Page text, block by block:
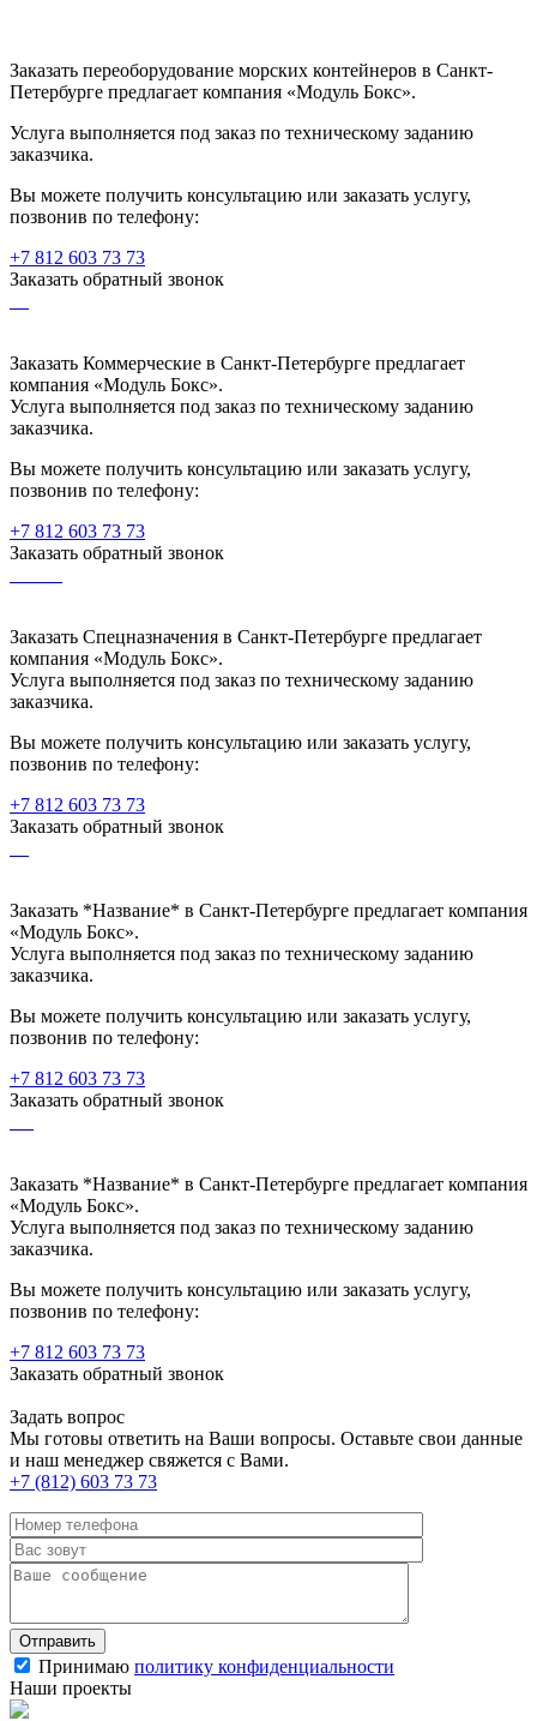
Заказать переоборудование морских контейнеров в Санкт-
Петербурге предлагает компания «Модуль Бокс».
Услуга выполняется под заказ по техническому заданию
заказчика.
Вы можете получить консультацию или заказать услугу,
позвонив по телефону:
+7 812 603 73 73
Заказать обратный звонок
Заказать Коммерческие в Санкт-Петербурге предлагает
компания «Модуль Бокс».
Услуга выполняется под заказ по техническому заданию
заказчика.
Вы можете получить консультацию или заказать услугу,
позвонив по телефону:
+7 812 603 73 73
Заказать обратный звонок
Заказать Спецназначения в Санкт-Петербурге предлагает
компания «Модуль Бокс».
Услуга выполняется под заказ по техническому заданию
заказчика.
Вы можете получить консультацию или заказать услугу,
позвонив по телефону:
+7 812 603 73 73
Заказать обратный звонок
Заказать *Название* в Санкт-Петербурге предлагает компания
«Модуль Бокс».
Услуга выполняется под заказ по техническому заданию
заказчика.
Вы можете получить консультацию или заказать услугу,
позвонив по телефону:
+7 812 603 73 73
Заказать обратный звонок
Заказать *Название* в Санкт-Петербурге предлагает компания
«Модуль Бокс».
Услуга выполняется под заказ по техническому заданию
заказчика.
Вы можете получить консультацию или заказать услугу,
позвонив по телефону:
+7 812 603 73 73
Заказать обратный звонок
Задать вопрос
Мы готовы ответить на Ваши вопросы. Оставьте свои данные
и наш менеджер свяжется с Вами.
+7 (812) 603 73 73
Принимаю политику конфиденциальности
Наши проекты